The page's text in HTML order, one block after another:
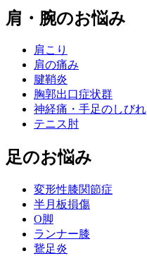
肩・腕のお悩み
肩こり
肩の痛み
腱鞘炎
胸郭出口症状群
神経痛・手足のしびれ
テニス肘
足のお悩み
変形性膝関節症
半月板損傷
O脚
ランナー膝
鵞足炎